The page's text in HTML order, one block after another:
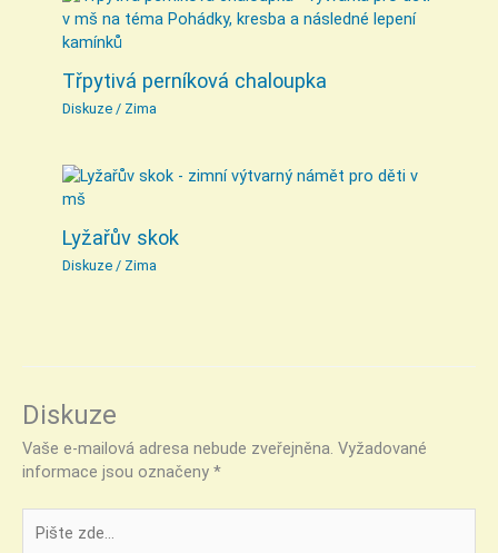
Třpytivá perníková chaloupka
Diskuze / Zima
Lyžařův skok
Diskuze / Zima
Diskuze
Vaše e-mailová adresa nebude zveřejněna. Vyžadované
informace jsou označeny *
zde…